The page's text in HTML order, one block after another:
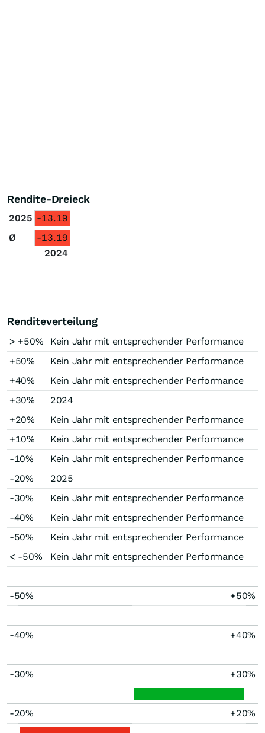
Rendite-Dreieck
2025 -13.19
Ø
-13.19
2024
Renditeverteilung
> +50%
Kein Jahr mit entsprechender Performance
+50%
Kein Jahr mit entsprechender Performance
+40%
Kein Jahr mit entsprechender Performance
+30%
2024
+20%
Kein Jahr mit entsprechender Performance
+10%
Kein Jahr mit entsprechender Performance
-10%
Kein Jahr mit entsprechender Performance
-20%
2025
-30%
Kein Jahr mit entsprechender Performance
-40%
Kein Jahr mit entsprechender Performance
-50%
Kein Jahr mit entsprechender Performance
< -50%
Kein Jahr mit entsprechender Performance
-50% +50%
-40% +40%
-30% +30%
-20% +20%